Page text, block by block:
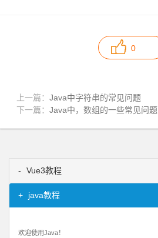
0
上一篇： Java中字符串的常见问题
下一篇： Java中，数组的一些常见问题
Vue3教程
java教程
欢迎使用Java！